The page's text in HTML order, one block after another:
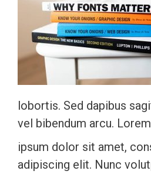
lobortis. Sed dapibus
vel bibendum arcu. Lorem
ipsum dolor sit amet,
adipiscing elit. Nunc